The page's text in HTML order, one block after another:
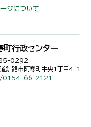
ジについて
町行政センター
0292
釧路市阿寒町中央1丁目4-1
/0154-66-2121